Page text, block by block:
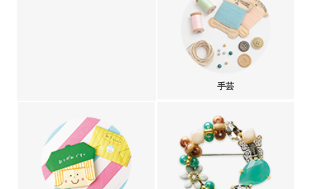
手芸